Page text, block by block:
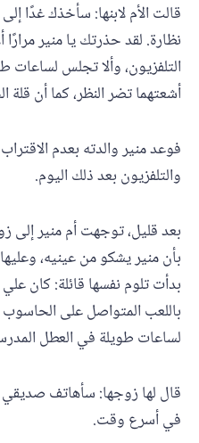
قالت الأم لابنها: سأخذك غدًا
نظارة. لقد حذرتك يا منير
التلفزيون، وألا تجلس لساعات
أشعتهما تضر النظر، كما أن
فوعد منير والدته بعدم
والتلفزيون بعد ذلك اليوم.
بعد قليل، توجهت أم منير إلى
بأن منير يشكو من عينيه،
بدأت تلوم نفسها قائلة: كان علي
باللعب المتواصل على
لساعات طويلة في العطل
قال لها زوجها: سأهاتف
في أسرع وقت.